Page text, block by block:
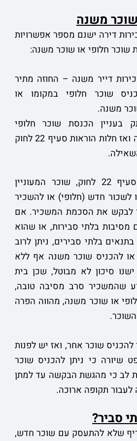
משנה
דירה ישנם מספר אפשרויות
שוכר חלופי או שוכר משנה:
דייר משנה – החוזה מתיר
שוכר חלופי במקומו או
משנה.
בעניין הכנסת שוכר חלופי
ושוכר משנה ואז חלות הוראות סעיף 22 לחוק
בהתאם להוראות סעיף 22 לחוק, שוכר המעוניין
לשכור חדש (חלופי) או להשכיר
לבקש את הסכמת המשכיר. אם
בלתי סבירות, או שהוא
בלתי סבירים, ניתן לרוב
להכניס שוכר משנה אף ללא
סיכון לא מבוטל, שכן בית
שהמשכיר סרב מסיבה טובה,
או שוכר משנה, מהווה הפרה
להכניס שוכר אחר, ואז יש לפנות
שיורה כי ניתן להכניס שוכר
לב כי מהגשת הבקשה עד למתן
לעבור תקופה ארוכה.
סביר?
שלא להתעסק עם שוכר חדש,